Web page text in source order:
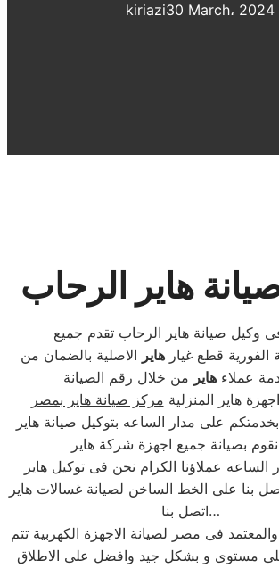
kiriazi30 March، 2024
هاير الرحاب
الفورية قطع غيار هاير الاصلية بالضمان من
عملاء هاير من خلال رقم الصيانة
هاير المنزلية مركز صيانة هاير بمصر
على مدار الساعه بتوكيل صيانة هاير
بصيانة جميع اجهزة شركة هاير
بنا على الخط الساخن لصيانة غسالات هاير
اتصل بنا…
فى مصر لصيانة الاجهزة الكهربية تتم
مستوى و بشكل جيد وافضل على الاطلاق